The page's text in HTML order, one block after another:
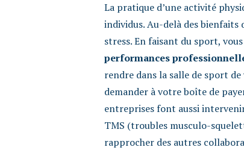
La pratique d’une activité
individus. Au-delà des
stress. En faisant du sport,
performances
rendre dans la salle de sport
demander à votre boîte de
entreprises font aussi
TMS (troubles musculo-
rapprocher des autres